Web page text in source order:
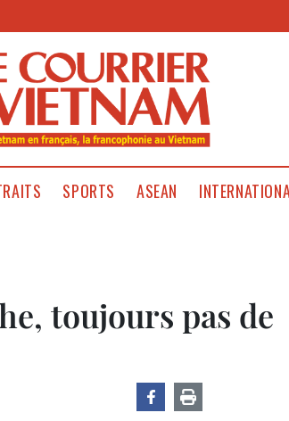
SPORTS ASEAN
toujours pas de